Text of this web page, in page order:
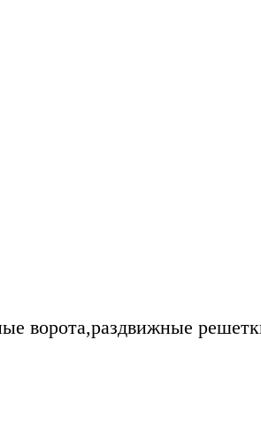
ворота,раздвижные